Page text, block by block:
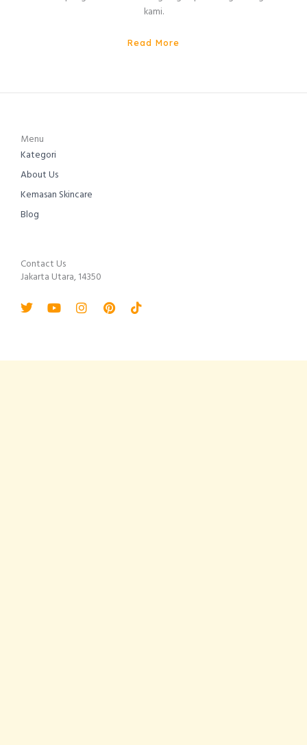
kami.
Read More
Menu
Kategori
About Us
Kemasan Skincare
Blog
Contact Us
Jakarta Utara, 14350
TwitterYoutubeInstagram
PinterestTiktok